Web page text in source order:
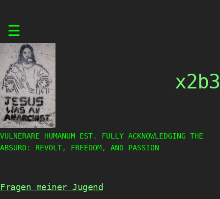
content
☰
x2b3
VULNERARE HUMANUM EST. FULLY ACKNOWLEDGING THE
ABSURD: REVOLT, FREEDOM, AND PASSION
Fragen meiner Jugend